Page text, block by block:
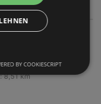
am: 08.08.2026
8,51 km
BY COOKIESCRIPT